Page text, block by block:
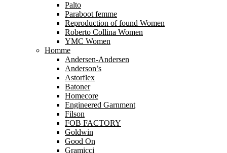
Palto
Paraboot femme
Reproduction of found Women
Roberto Collina Women
YMC Women
Homme
Andersen-Andersen
Anderson’s
Astorflex
Batoner
Homecore
Engineered Garnment
Filson
FOB FACTORY
Goldwin
Good On
Gramicci